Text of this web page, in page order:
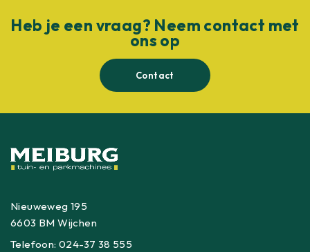
Heb je een vraag? Neem contact met
ons op
Contact
Nieuweweg 195
6603 BM Wijchen
Telefoon:024-37 38 555